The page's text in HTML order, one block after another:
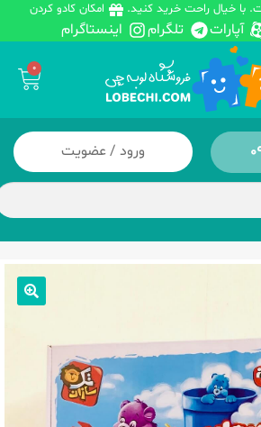
با خیال راحت خرید کنید. امکان کادو کردن
آپارات تلگرام اینستاگرام
0
ورود / عضویت